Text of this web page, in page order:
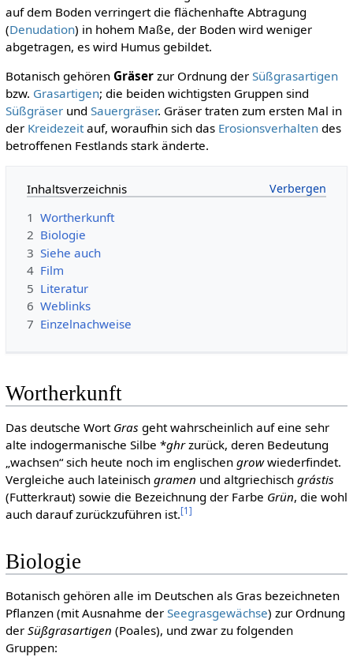
auf dem Boden verringert die flächenhafte Abtragung
(Denudation) in hohem Maße, der Boden wird weniger
abgetragen, es wird Humus gebildet.
Botanisch gehören Gräserzur Ordnung der Süßgrasartigen
bzw. Grasartigen; die beiden wichtigsten Gruppen sind
Süßgräserund Sauergräser. Gräser traten zum ersten Mal in
der Kreidezeitauf, woraufhin sich das Erosionsverhaltendes
betroffenen Festlands stark änderte.
Inhaltsverzeichnis
1 Wortherkunft
2 Biologie
3 Siehe auch
4 Film
5 Literatur
6 Weblinks
7 Einzelnachweise
Wortherkunft
Das deutsche Wort Gras geht wahrscheinlich auf eine sehr
alte indogermanische Silbe *ghrzurück, deren Bedeutung
„wachsen“ sich heute noch im englischen growwiederfindet.
Vergleiche auch lateinisch gramen und altgriechisch grástis
(Futterkraut) sowie die Bezeichnung der Farbe Grün, die wohl
auch darauf zurückzuführen ist.[1 ]
Biologie
Botanisch gehören alle im Deutschen als Gras bezeichneten
Pflanzen (mit Ausnahme der Seegrasgewächse) zur Ordnung
der Süßgrasartigen (Poales), und zwar zu folgenden
Gruppen: